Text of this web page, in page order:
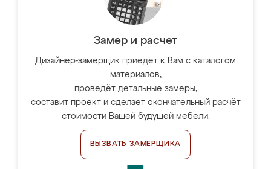
Замер и расчет
Дизайнер-замерщик приедет к Вам с каталогом
материалов,
проведёт детальные замеры,
составит проект и сделает окончательный расчёт
стоимости Вашей будущей мебели.
ВЫЗВАТЬ ЗАМЕРЩИКА